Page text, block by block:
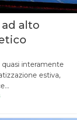
alto
quasi interamente
estiva,